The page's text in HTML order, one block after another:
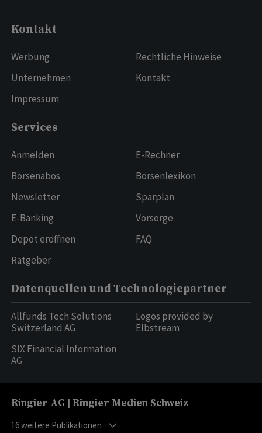
Kontakt
Werbung
Unternehmen
Impressum
Rechtliche Hinweise
Kontakt
Services
Anmelden
Börsenabos
Newsletter
E-Banking
Depot eröffnen
Ratgeber
E-Rechner
Börsenlexikon
Sparplan
Vorsorge
FAQ
Datenquellen und Technologiepartner
Allfunds Tech Solutions
Switzerland AG
SIX Financial Information
AG
Logos provided by
Elbstream
Ringier AG | Ringier Medien Schweiz
16weitere Publikationen